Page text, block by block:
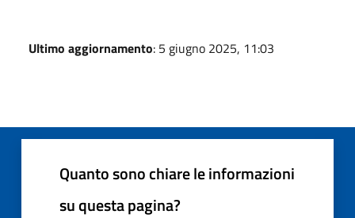
Ultimo aggiornamento: 5 giugno 2025, 11:03
Quanto sono chiare le informazioni
su questa pagina?